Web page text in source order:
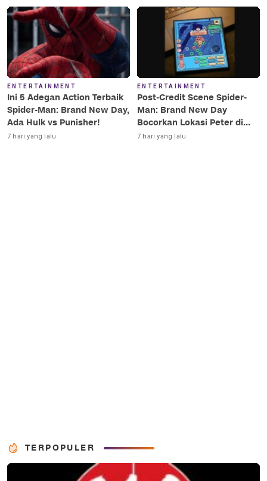
ENTERTAINMENT
Ini 5 Adegan Action Terbaik
Spider-Man: Brand New Day,
Ada Hulk vs Punisher!
7 hari yang lalu
ENTERTAINMENT
Post-Credit Scene Spider-
Man: Brand New Day
Bocorkan Lokasi Peter di
Luar Angkasa!
7 hari yang lalu
TERPOPULER